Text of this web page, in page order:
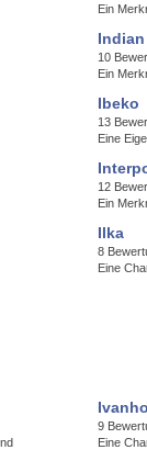
Ein
10
Ein
Ibeko
13
Eine
12
Ein
Ilka
8
Eine
9
Eine